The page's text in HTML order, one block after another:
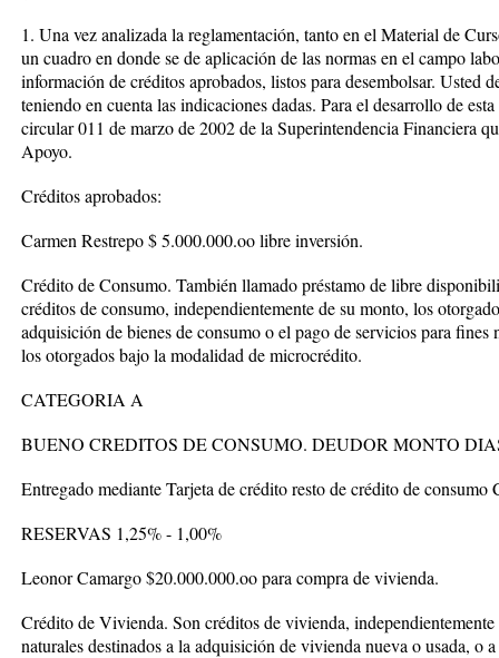
1. Una vez analizada la reglamentación, tanto en el Material de
un cuadro en donde se de aplicación de las normas en el campo
información de créditos aprobados, listos para desembolsar. Usted
teniendo en cuenta las indicaciones dadas. Para el desarrollo de
circular 011 de marzo de 2002 de la Superintendencia Financiera
Apoyo.
Créditos aprobados:
Carmen Restrepo $ 5.000.000.oo libre inversión.
Crédito de Consumo. También llamado préstamo de libre
créditos de consumo, independientemente de su monto, los
adquisición de bienes de consumo o el pago de servicios para fines
los otorgados bajo la modalidad de microcrédito.
CATEGORIA A
BUENO CREDITOS DE CONSUMO. DEUDOR MONTO
Entregado mediante Tarjeta de crédito resto de crédito de
RESERVAS 1,25% - 1,00%
Leonor Camargo $20.000.000.oo para compra de vivienda.
Crédito de Vivienda. Son créditos de vivienda,
naturales destinados a la adquisición de vivienda nueva o usada,